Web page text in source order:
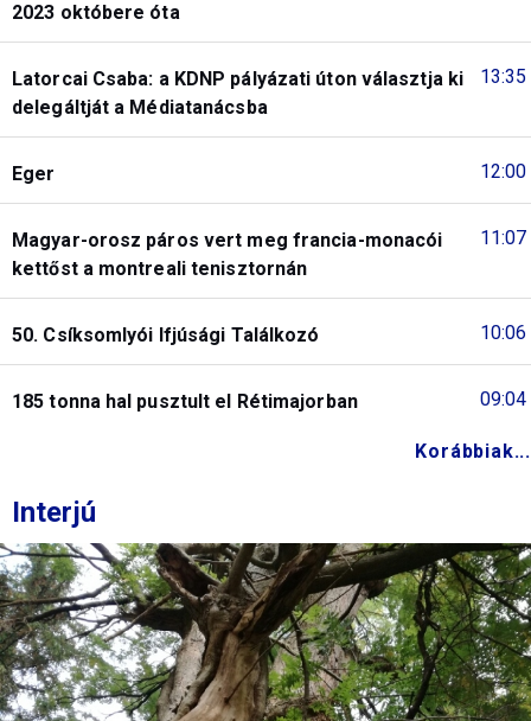
2023 októbere óta
13:35
Latorcai Csaba: a KDNP pályázati úton választja ki
delegáltját a Médiatanácsba
12:00
Eger
11:07
Magyar-orosz páros vert meg francia-monacói
kettőst a montreali tenisztornán
10:06
50. Csíksomlyói Ifjúsági Találkozó
09:04
185 tonna hal pusztult el Rétimajorban
Korábbiak...
Interjú